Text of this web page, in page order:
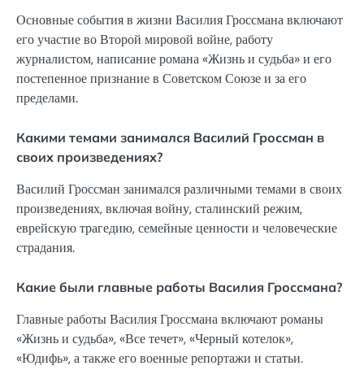
Основные события в жизни Василия Гроссмана включают
его участие во Второй мировой войне, работу
журналистом, написание романа «Жизнь и судьба» и его
постепенное признание в Советском Союзе и за его
пределами.
Какими темами занимался Василий Гроссман в
своих произведениях?
Василий Гроссман занимался различными темами в своих
произведениях, включая войну, сталинский режим,
еврейскую трагедию, семейные ценности и человеческие
страдания.
Какие были главные работы Василия Гроссмана?
Главные работы Василия Гроссмана включают романы
«Жизнь и судьба», «Все течет», «Черный котелок»,
«Юдифь», а также его военные репортажи и статьи.